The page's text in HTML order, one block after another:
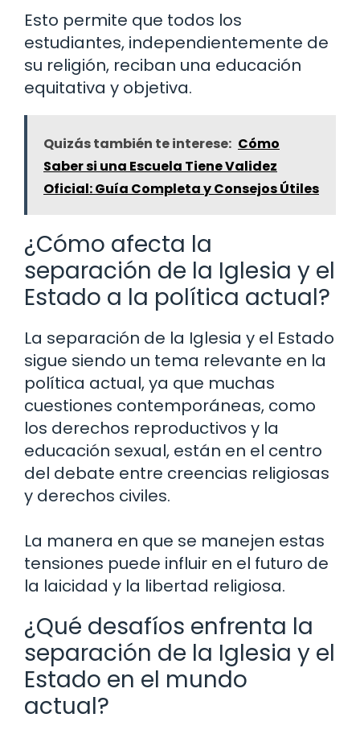
Esto permite que todos los
estudiantes, independientemente de
su religión, reciban una educación
equitativa y objetiva.
Quizás también te interese: Cómo
Saber si una Escuela Tiene Validez
Oficial: Guía Completa y Consejos Útiles
¿Cómo afecta la
separación de la Iglesia y el
Estado a la política actual?
La separación de la Iglesia y el Estado
sigue siendo un tema relevante en la
política actual, ya que muchas
cuestiones contemporáneas, como
los derechos reproductivos y la
educación sexual, están en el centro
del debate entre creencias religiosas
y derechos civiles.
La manera en que se manejen estas
tensiones puede influir en el futuro de
la laicidad y la libertad religiosa.
¿Qué desafíos enfrenta la
separación de la Iglesia y el
Estado en el mundo
actual?